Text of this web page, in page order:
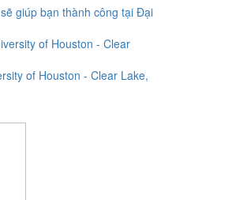
giúp bạn thành công tại Đại
of Houston - Clear Lake,